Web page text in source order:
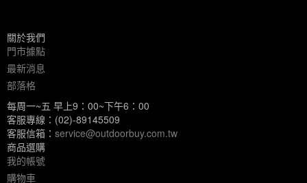
關於我們
門市據點
最新消息
部落格
每周一~五 早上9：00~下午6：00
客服專線：(02)-89145509
客服信箱： service@outdoorbuy.com.tw
商品選購
我的帳號
購物車